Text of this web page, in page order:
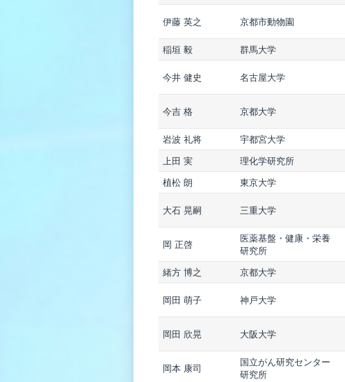
伊藤 英之 京都市動物園
稲垣 毅 群馬大学
今井 健史 名古屋大学
今吉 格 京都大学
岩波 礼将 宇都宮大学
上田 実
理化学研究所
植松 朗
東京大学
大石 晃嗣 三重大学
岡 正啓
医薬基盤・健康・栄養
研究所
緒方 博之 京都大学
岡田 萌子 神戸大学
岡田 欣晃 大阪大学
岡本 康司
国立がん研究センター
研究所